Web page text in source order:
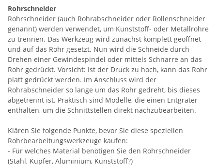
Rohrschneider
Rohrschneider (auch Rohrabschneider oder Rollenschneider
genannt) werden verwendet, um Kunststoff- oder Metallrohre
zu trennen. Das Werkzeug wird zunächst komplett geöffnet
und auf das Rohr gesetzt. Nun wird die Schneide durch
Drehen einer Gewindespindel oder mittels Schnarre an das
Rohr gedrückt. Vorsicht: Ist der Druck zu hoch, kann das Rohr
platt gedrückt werden. Im Anschluss wird der
Rohrabschneider so lange um das Rohr gedreht, bis dieses
abgetrennt ist. Praktisch sind Modelle, die einen Entgrater
enthalten, um die Schnittstellen direkt nachzubearbeiten.
Klären Sie folgende Punkte, bevor Sie diese speziellen
Rohrbearbeitungswerkzeuge kaufen:
- Für welches Material benötigen Sie den Rohrschneider
(Stahl, Kupfer, Aluminium, Kunststoff?)